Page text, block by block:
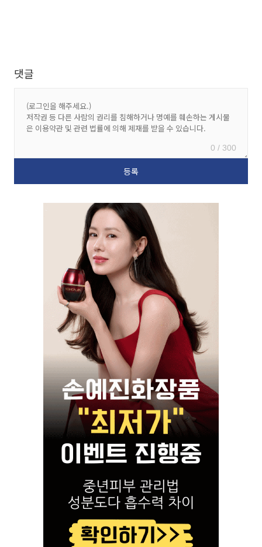
댓글
0 / 300